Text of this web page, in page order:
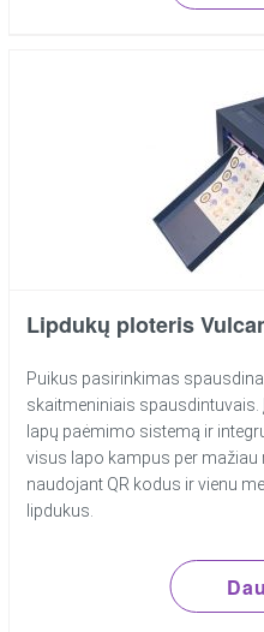
Lipdukų ploteris
Puikus pasirinkimas
skaitmeniniais
lapų paėmimo sistemą ir
visus lapo kampus per mažiau
naudojant QR kodus ir vienu
lipdukus.